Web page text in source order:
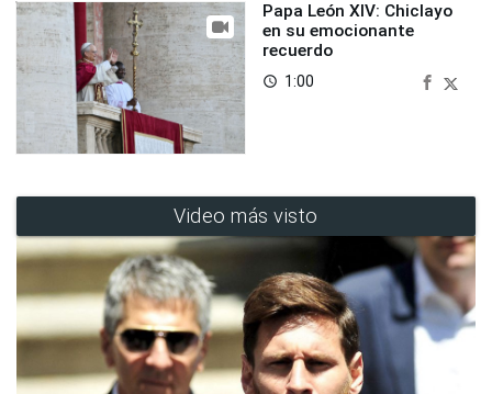
Papa León XIV: Chiclayo
en su emocionante
recuerdo
access_time 1:00
Video más visto